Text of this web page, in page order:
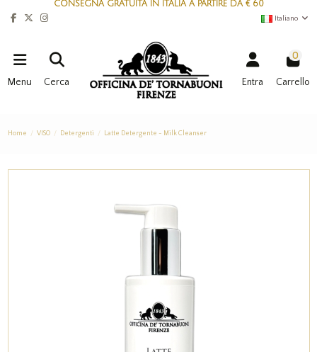
CONSEGNA GRATUITA IN ITALIA A PARTIRE DA € 60
Italiano
Menu Cerca Entra
0
Carrello
Home VISO Detergenti Latte Detergente - Milk Cleanser